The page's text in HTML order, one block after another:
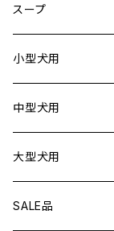
ドライブシートカバー
ドライブボックス
犬用
猫用
スープ
犬用
猫用
小型犬用
リード
首輪
ハーネス
中型犬用
リード
首輪
大型犬用
リード
SALE品